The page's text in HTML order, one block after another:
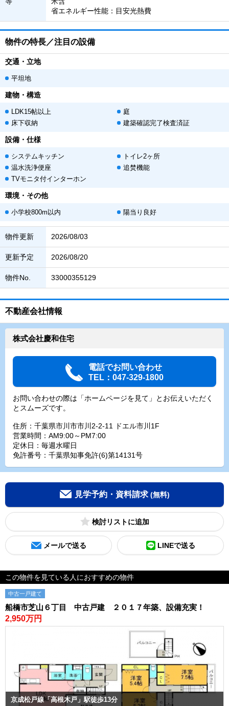
省エネルギー性能：目安光熱費
物件の特長／注目の設備
交通・立地
平坦地
建物・構造
LDK15帖以上
庭
床下収納
建築確認完了検査済証
設備・仕様
システムキッチン
トイレ2ヶ所
温水洗浄便座
追焚機能
TVモニタ付インターホン
環境・その他
小学校800m以内 陽当り良好
物件更新 2026/08/03
更新予定 2026/08/20
物件No. 33000355129
不動産会社情報
株式会社慶和住宅
電話でお問い合わせ
TEL：047-329-1800
お問い合わせの際は「ホームページを見て」とお伝えいただく
とスムーズです。
住所：千葉県市川市市川2-2-11 ドエル市川1F
営業時間：AM9:00～PM7:00
定休日：毎週水曜日
免許番号：千葉県知事免許(6)第14131号
見学予約・資料請求 (無料)
検討リスト
メールで送る LINEで送る
この物件を見ている人におすすめの物件
中古一戸建て
船橋市芝山６丁目 中古戸建 ２０１７年築、設備充実！
2,950万円
京成松戸線「高根木戸」駅徒歩13分